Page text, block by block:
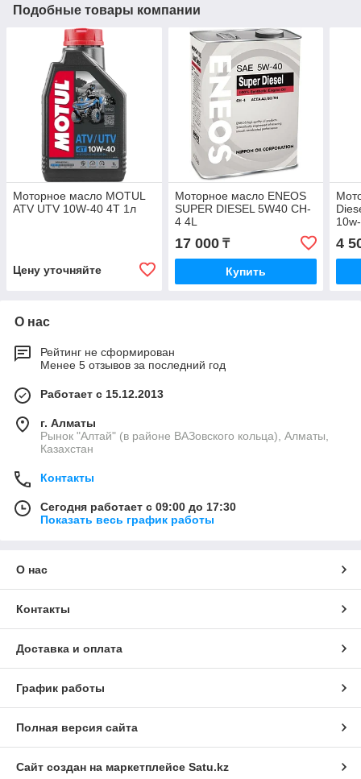
Подобные товары компании
Моторное масло MOTUL
ATV UTV 10W-40 4T 1л
Цену уточняйте
Моторное масло ENEOS
SUPER DIESEL 5W40 CH-
4 4L
17 000₸
Купить
4
О нас
Рейтинг не сформирован
Менее 5 отзывов за последний год
Работает с 15.12.2013
г. Алматы
Рынок "Алтай" (в районе ВАЗовского кольца), Алматы,
Казахстан
Контакты
Сегодня работает с 09:00 до 17:30
Показать весь график работы
О нас
Контакты
Доставка и оплата
График работы
Полная версия сайта
Сайт создан на маркетплейсе Satu.kz